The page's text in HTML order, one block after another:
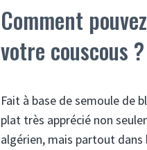
Comment
votre couscous ?
Fait à base de semoule de
plat très apprécié non
algérien, mais partout